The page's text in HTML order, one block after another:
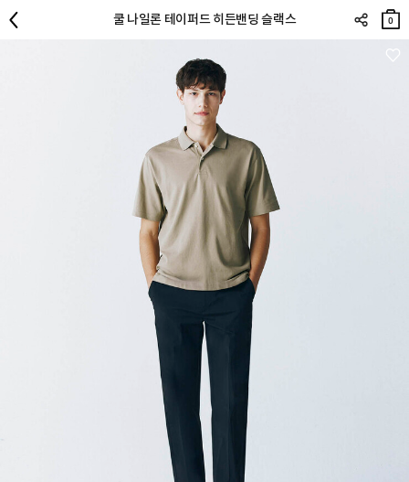
쿨 나일론 테이퍼드 히든밴딩 슬랙스
장바
구니
0